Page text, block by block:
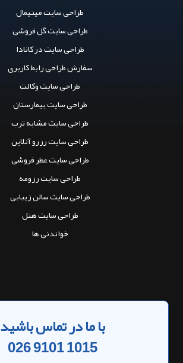
طراحی سایت مینیمال
طراحی سایت گل فروشی
طراحی سایت در کانادا
سفارش طراحی رابط کاربری
طراحی سایت وکالت
طراحی سایت بیمارستان
طراحی سایت مشابه ترب
طراحی سایت رزرو آنلاین
طراحی سایت عطر فروشی
طراحی سایت رزومه
طراحی سایت سالن زیبایی
طراحی سایت هتل
خواندنی ها
با ما در تماس باشید
026 9101 1015